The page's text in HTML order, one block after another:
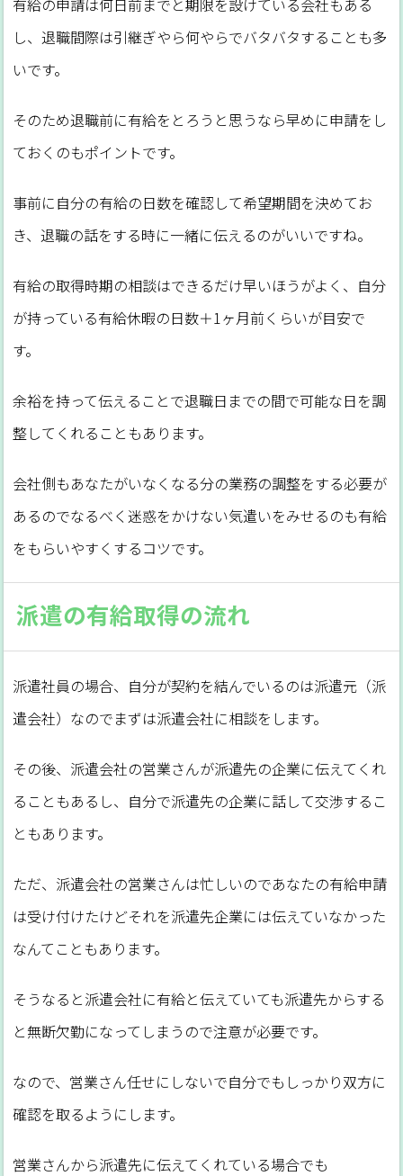
し、退職間際は引継ぎやら何やらでバタバタすることも多
いです。
そのため退職前に有給をとろうと思うなら早めに申請をし
ておくのもポイントです。
事前に自分の有給の日数を確認して希望期間を決めてお
き、退職の話をする時に一緒に伝えるのがいいですね。
有給の取得時期の相談はできるだけ早いほうがよく、自分
が持っている有給休暇の日数＋1ヶ月前くらいが目安で
す。
余裕を持って伝えることで退職日までの間で可能な日を調
整してくれることもあります。
会社側もあなたがいなくなる分の業務の調整をする必要が
あるのでなるべく迷惑をかけない気遣いをみせるのも有給
をもらいやすくするコツです。
派遣の有給取得の流れ
派遣社員の場合、自分が契約を結んでいるのは派遣元（派
遣会社）なのでまずは派遣会社に相談をします。
その後、派遣会社の営業さんが派遣先の企業に伝えてくれ
ることもあるし、自分で派遣先の企業に話して交渉するこ
ともあります。
ただ、派遣会社の営業さんは忙しいのであなたの有給申請
は受け付けたけどそれを派遣先企業には伝えていなかった
なんてこともあります。
そうなると派遣会社に有給と伝えていても派遣先からする
と無断欠勤になってしまうので注意が必要です。
なので、営業さん任せにしないで自分でもしっかり双方に
確認を取るようにします。
営業さんから派遣先に伝えてくれている場合でも